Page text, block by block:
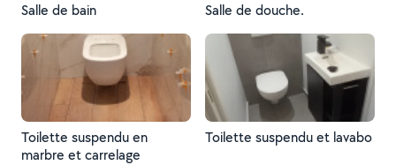
Salle de bain Salle de douche.
Toilette suspendu en
marbre et carrelage
Toilette suspendu et lavabo